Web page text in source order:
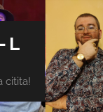
L
citita!